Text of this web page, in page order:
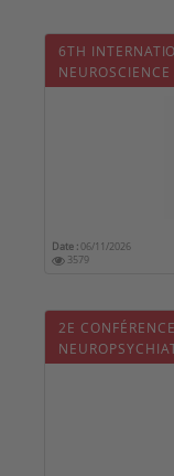
6TH
Date :06/11/2026
3579
2E